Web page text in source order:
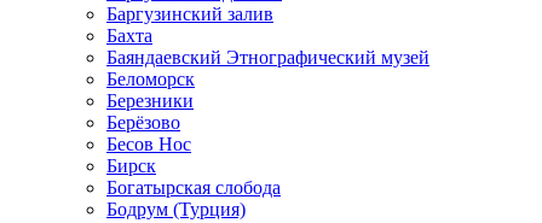
Баргузинский залив
Бахта
Баяндаевский Этнографический музей
Беломорск
Березники
Берёзово
Бесов Нос
Бирск
Богатырская слобода
Бодрум (Турция)